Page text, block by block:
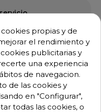
propias y de
el rendimiento y
publicitarias y
una experiencia
de navegacion.
de las cookies y
en "Configurar",
todas las cookies, o